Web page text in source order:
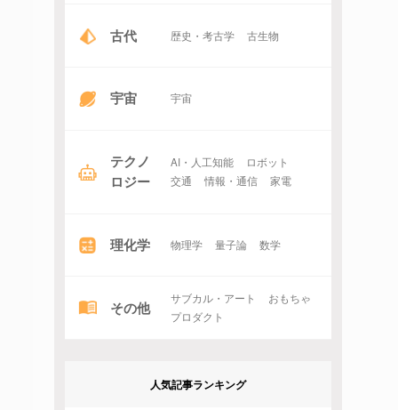
古代 歴史・考古学 古生物
宇宙 宇宙
テクノ
ロジー
AI・人工知能
ロボット
交通
情報・通信 家電
理化学 物理学 量子論 数学
その他 サブカル・アート
おもちゃ
プロダクト
人気記事ランキング